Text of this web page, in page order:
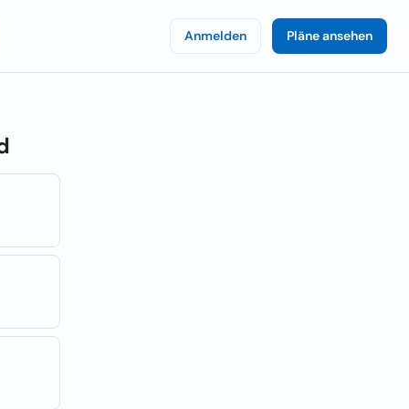
Anmelden Pläne ansehen